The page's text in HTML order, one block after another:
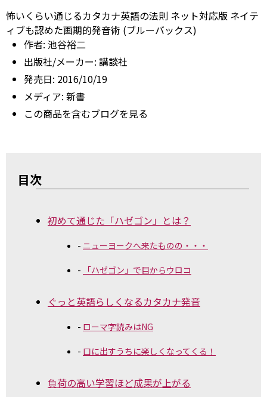
怖いくらい通じるカタカナ英語の法則 ネット対応版 ネイテ
ィブも認めた画期的発音術 (ブルーバックス)
作者: 池谷裕二
出版社/メーカー: 講談社
発売日: 2016/10/19
メディア: 新書
この商品を含むブログを見る
目次
初めて通じた「ハゼゴン」とは？
ニューヨークへ来たものの・・・
「ハゼゴン」で目からウロコ
ぐっと英語らしくなるカタカナ発音
ローマ字読みはNG
口に出すうちに楽しくなってくる！
負荷の高い学習ほど成果が上がる